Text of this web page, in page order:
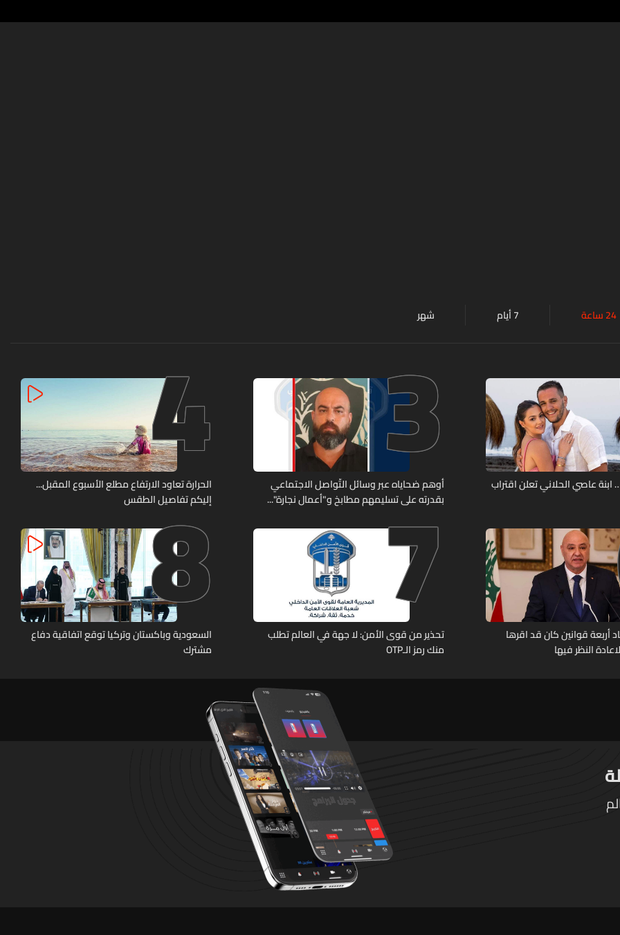
24 ساعة 7 أيام شهر
عاصي الحلاني تعلن اقتراب
3
أوهم ضحاياه عبر وسائل التّواصل الاجتماعي
بقدرته على تسليمهم مطابخ و"أعمال نجارة"...
4
الحرارة تعاود الارتفاع مطلع الأسبوع المقبل...
إليكم تفاصيل الطقس
أربعة قوانين كان قد اقرها
النظر فيها
7
تحذير من قوى الأمن: لا جهة في العالم تطلب
منك رمز الـOTP
8
السعودية وباكستان وتركيا توقع اتفاقية دفاع
مشترك